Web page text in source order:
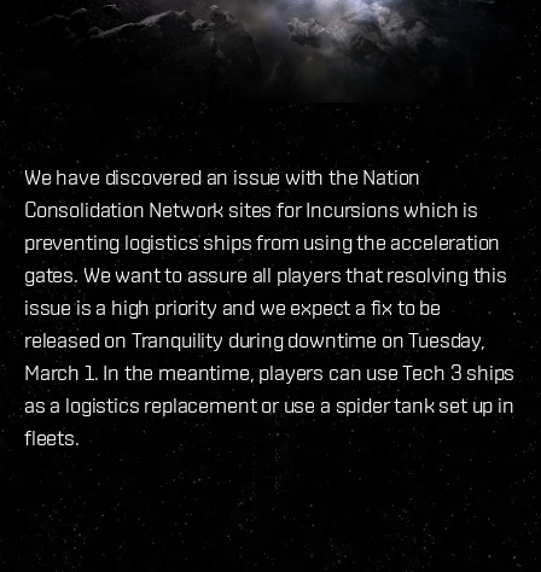
We have discovered an issue with the Nation
Consolidation Network sites for Incursions which is
preventing logistics ships from using the acceleration
gates. We want to assure all players that resolving this
issue is a high priority and we expect a fix to be
released on Tranquility during downtime on Tuesday,
March 1. In the meantime, players can use Tech 3 ships
as a logistics replacement or use a spider tank set up in
fleets.